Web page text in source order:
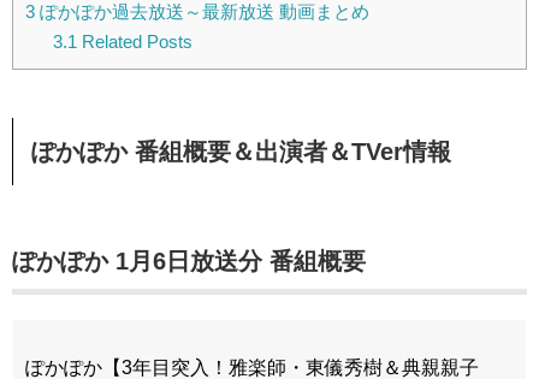
3 ぽかぽか過去放送～最新放送 動画まとめ
3.1 Related Posts
ぽかぽか 番組概要＆出演者＆TVer情報
ぽかぽか 1月6日放送分 番組概要
ぽかぽか【3年目突入！雅楽師・東儀秀樹＆典親親子